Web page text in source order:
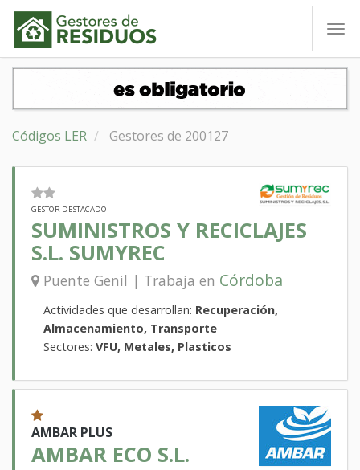
Códigos LER Gestores de 200127
GESTOR DESTACADO
SUMINISTROS Y RECICLAJES
S.L. SUMYREC
Puente Genil | Trabaja en Córdoba
Actividades que desarrollan: Recuperación,
Almacenamiento, Transporte
Sectores: VFU, Metales, Plasticos
AMBAR PLUS
AMBAR ECO S.L.